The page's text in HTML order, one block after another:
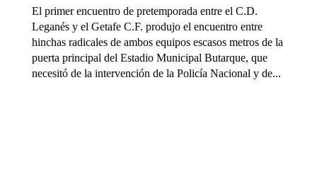
El primer encuentro de pretemporada entre el C.D.
Leganés y el Getafe C.F. produjo el encuentro entre
hinchas radicales de ambos equipos escasos metros de la
puerta principal del Estadio Municipal Butarque, que
necesitó de la intervención de la Policía Nacional y de...